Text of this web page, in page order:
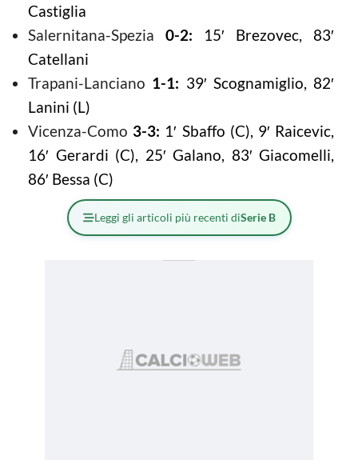
Castiglia
Salernitana-Spezia 0-2: 15′ Brezovec, 83′
Catellani
Trapani-Lanciano 1-1: 39′ Scognamiglio, 82′
Lanini (L)
Vicenza-Como 3-3: 1′ Sbaffo (C), 9′ Raicevic,
16′ Gerardi (C), 25′ Galano, 83′ Giacomelli,
86′ Bessa (C)
Leggi gli articoli più recenti diSerie B